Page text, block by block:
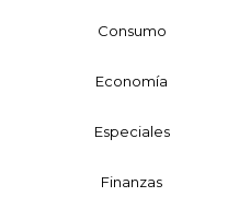
Consumo
Economía
Especiales
Finanzas